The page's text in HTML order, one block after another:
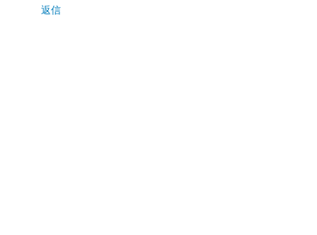
返信